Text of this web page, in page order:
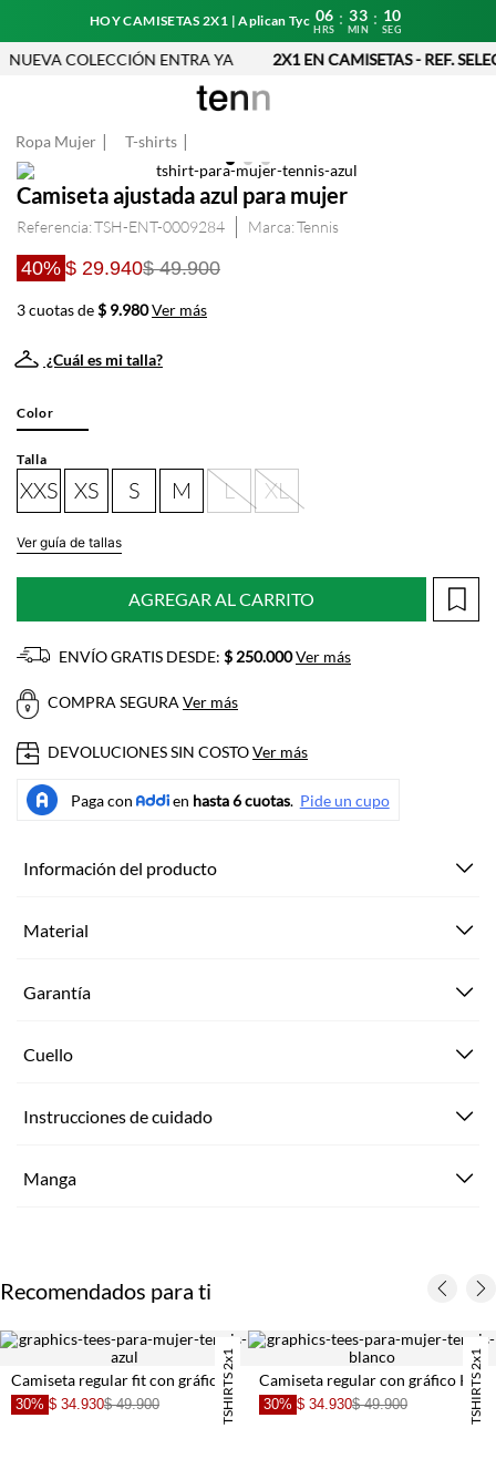
HOY CAMISETAS 2X1 | Aplican Tyc 06
HRS
: 33
MIN
: 10
SEG
NUEVA COLECCIÓN ENTRA YA 2X1 EN CAMISETAS - REF.
Ropa Mujer T-shirts
Camiseta ajustada azul para mujer
Referencia:TSH-ENT-0009284 Tennis
40% $ 29.940$ 49.900
3 cuotas de$ 9.980Ver más
¿Cuál es mi talla?
Color
Talla
XXS XS S M L XL
Ver guía de tallas
AGREGAR AL CARRITO
ENVÍO GRATIS DESDE: $ 250.000Ver más
COMPRA SEGURA Ver más
DEVOLUCIONES SIN COSTOVer más
Información del producto
Material
Garantía
Cuello
Instrucciones de cuidado
Manga
Recomendados para ti
TSHIRTS 2x1
Camiseta regular fit con gráfico en algodón azul claro para mujer
30% $ 34.930$ 49.900 TSHIRTS 2x1
Camiseta regular con gráfico Keep It Fresh en algodón blanco para mujer
30% $ 34.930$ 49.900